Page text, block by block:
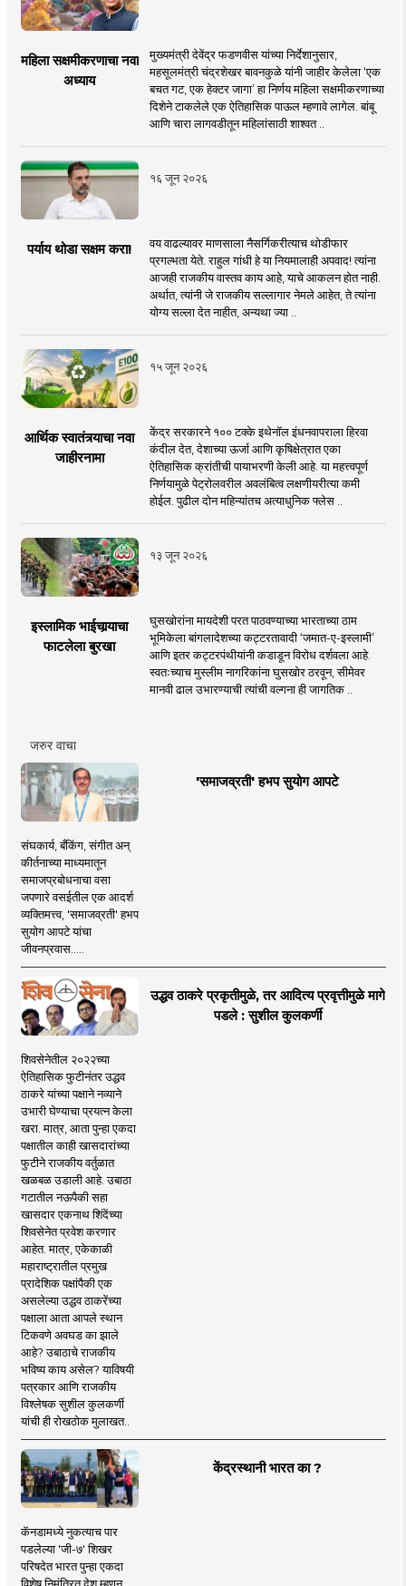
महिला सक्षमीकरणाचा नवा
अध्याय
मुख्यमंत्री देवेंद्र फडणवीस यांच्या निर्देशानुसार,
महसूलमंत्री चंद्रशेखर बावनकुळे यांनी जाहीर केलेला ‘एक
बचत गट, एक हेक्टर जागा’ हा निर्णय महिला सक्षमीकरणाच्या
दिशेने टाकलेले एक ऐतिहासिक पाऊल म्हणावे लागेल. बांबू
आणि चारा लागवडीतून महिलांसाठी शाश्वत ..
१६ जून २०२६
पर्याय थोडा सक्षम करा!
वय वाढल्यावर माणसाला नैसर्गिकरीत्याच थोडीफार
प्रगल्भता येते. राहुल गांधी हे या नियमालाही अपवाद! त्यांना
आजही राजकीय वास्तव काय आहे, याचे आकलन होत नाही.
अर्थात, त्यांनी जे राजकीय सल्लागार नेमले आहेत, ते त्यांना
योग्य सल्ला देत नाहीत, अन्यथा ज्या ..
१५ जून २०२६
आर्थिक स्वातंत्र्याचा नवा
जाहीरनामा
केंद्र सरकारने १०० टक्के इथेनॉल इंधनवापराला हिरवा
कंदील देत, देशाच्या ऊर्जा आणि कृषिक्षेत्रात एका
ऐतिहासिक क्रांतीची पायाभरणी केली आहे. या महत्त्वपूर्ण
निर्णयामुळे पेट्रोलवरील अवलंबित्व लक्षणीयरीत्या कमी
होईल. पुढील दोन महिन्यांतच अत्याधुनिक फ्लेस ..
१३ जून २०२६
इस्लामिक भाईचार्‍याचा
फाटलेला बुरखा
घुसखोरांना मायदेशी परत पाठवण्याच्या भारताच्या ठाम
भूमिकेला बांगलादेशच्या कट्टरतावादी ‘जमात-ए-इस्लामी’
आणि इतर कट्टरपंथीयांनी कडाडून विरोध दर्शवला आहे.
स्वतःच्याच मुस्लीम नागरिकांना घुसखोर ठरवून, सीमेवर
मानवी ढाल उभारण्याची त्यांची वल्गना ही जागतिक ..
जरुर वाचा
'समाजव्रती' हभप सुयोग आपटे
संघकार्य, बँकिंग, संगीत अन्
कीर्तनाच्या माध्यमातून
समाजप्रबोधनाचा वसा
जपणारे वसईतील एक आदर्श
व्यक्तिमत्त्व, 'समाजव्रती' हभप
सुयोग आपटे यांचा
जीवनप्रवास.....
उद्धव ठाकरे प्रकृतीमुळे, तर आदित्य प्रवृत्तीमुळे मागे
पडले : सुशील कुलकर्णी
शिवसेनेतील २०२२च्या
ऐतिहासिक फुटीनंतर उद्धव
ठाकरे यांच्या पक्षाने नव्याने
उभारी घेण्याचा प्रयत्न केला
खरा. मात्र, आता पुन्हा एकदा
पक्षातील काही खासदारांच्या
फुटीने राजकीय वर्तुळात
खळबळ उडाली आहे. उबाठा
गटातील नऊपैकी सहा
खासदार एकनाथ शिंदेंच्या
शिवसेनेत प्रवेश करणार
आहेत. मात्र, एकेकाळी
महाराष्ट्रातील प्रमुख
प्रादेशिक पक्षांपैकी एक
असलेल्या उद्धव ठाकरेंच्या
पक्षाला आता आपले स्थान
टिकवणे अवघड का झाले
आहे? उबाठाचे राजकीय
भविष्य काय असेल? याविषयी
पत्रकार आणि राजकीय
विश्लेषक सुशील कुलकर्णी
यांची ही रोखठोक मुलाखत..
केंद्रस्थानी भारत का ?
कॅनडामध्ये नुकत्याच पार
पडलेल्या 'जी-७' शिखर
परिषदेत भारत पुन्हा एकदा